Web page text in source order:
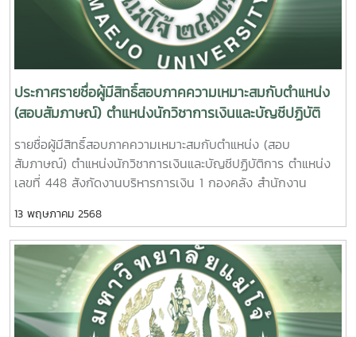
ประกาศรายชื่อผู้มีสิทธิ์สอบภาคความเหมาะสมกับตำแหน่ง
(สอบสัมภาษณ์) ตำแหน่งนักวิชาการเงินและบัญชีปฏิบัติ
การ ตำแหน่งเลขที่ 448 สังกัดงานบริหารการเงิน 1 กอง
คลัง สำนักงานมหาวิทยาลัย
รายชื่อผู้มีสิทธิ์สอบภาคความเหมาะสมกับตำแหน่ง (สอบ
สัมภาษณ์) ตำแหน่งนักวิชาการเงินและบัญชีปฏิบัติการ ตำแหน่ง
เลขที่ 448 สังกัดงานบริหารการเงิน 1 กองคลัง สำนักงาน
13 พฤษภาคม 2568